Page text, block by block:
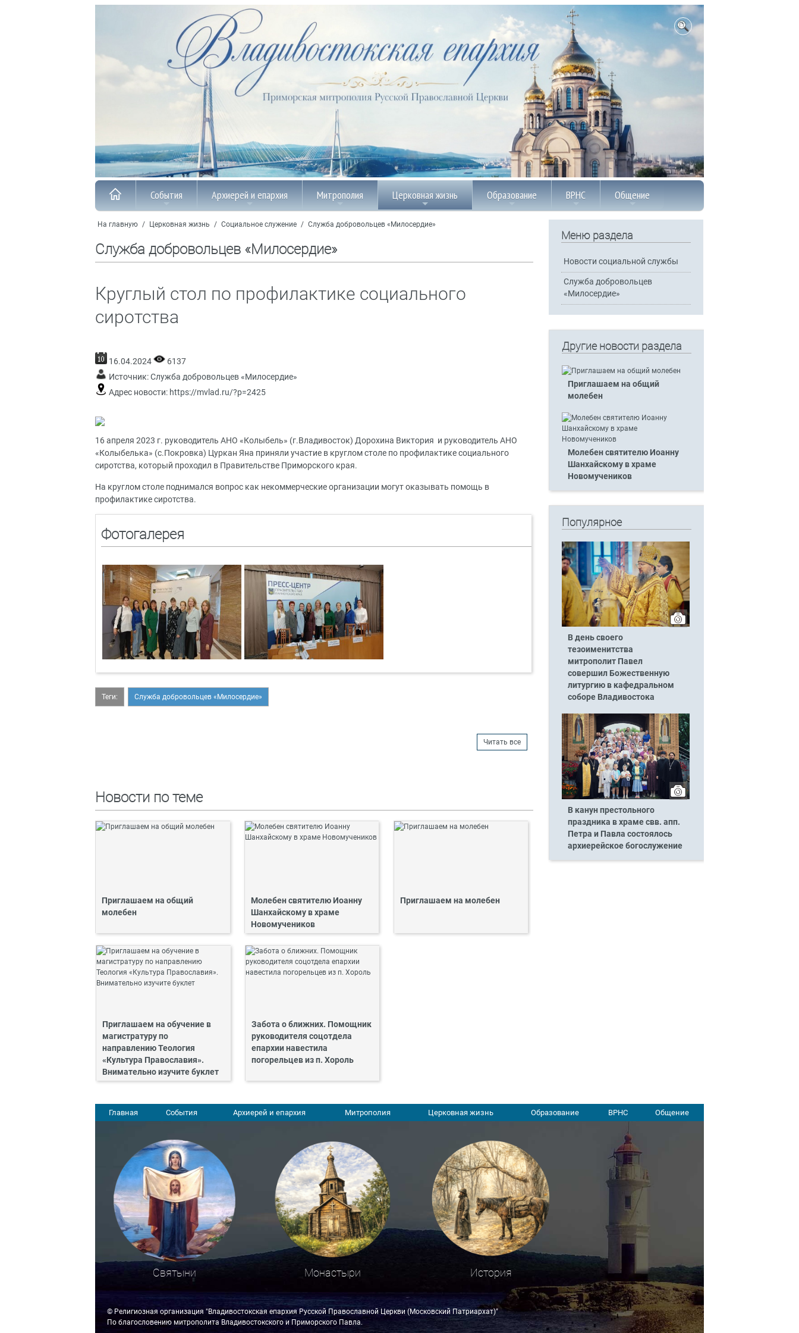
События Архиерей и епархия Митрополия Церковная жизнь Образование ВРНС Общение
На главную / Церковная жизнь / Социальное служение / Служба добровольцев «Милосердие»
Служба добровольцев «Милосердие»
Круглый стол по профилактике социального
сиротства
16.04.2024
6137
Источник:Служба добровольцев «Милосердие»
Адрес новости: https://mvlad.ru/?p=2425
16 апреля 2023 г. руководитель АНО «Колыбель» (г.Владивосток) Дорохина Виктория и руководитель АНО
«Колыбелька» (с.Покровка) Цуркан Яна приняли участие в круглом столе по профилактике социального
сиротства, который проходил в Правительстве Приморского края.
На круглом столе поднимался вопрос как некоммерческие организации могут оказывать помощь в
профилактике сиротства.
Фотогалерея
Теги: Служба добровольцев «Милосердие»
Читать все
Новости по теме
Приглашаем на общий
молебен
Молебен святителю Иоанну
Шанхайскому в храме
Новомучеников
Приглашаем на молебен
Приглашаем на обучение в
магистратуру по
направлению Теология
«Культура Православия».
Внимательно изучите буклет
Забота о ближних. Помощник
руководителя соцотдела
епархии навестила
погорельцев из п. Хороль
Меню раздела
Новости социальной службы
Служба добровольцев
«Милосердие»
Другие новости раздела
Приглашаем на общий
молебен
Молебен святителю Иоанну
Шанхайскому в храме
Новомучеников
Популярное
В день своего
тезоименитства
митрополит Павел
совершил Божественную
литургию в кафедральном
соборе Владивостока
В канун престольного
праздника в храме свв. апп.
Петра и Павла состоялось
архиерейское богослужение
Главная События Архиерей и епархия Митрополия Церковная жизнь Образование ВРНС Общение
Святыни Монастыри История
© Религиозная организация "Владивостокская епархия Русской Православной Церкви (Московский Патриархат)"
По благословению митрополита Владивостокского и Приморского Павла.